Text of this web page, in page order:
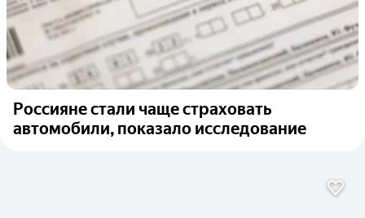
Россияне стали чаще страховать
автомобили, показало исследование